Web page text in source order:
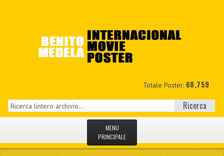
Totale Poster: 68,759
Ricerca
MENU
PRINCIPALE